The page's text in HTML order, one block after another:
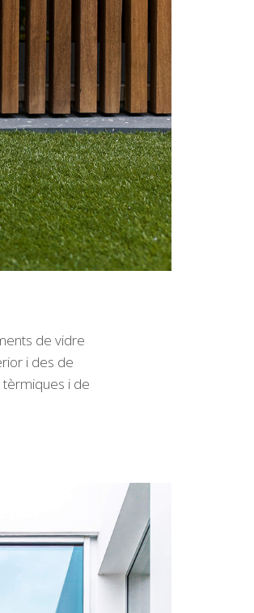
de vidre
i des de
i de